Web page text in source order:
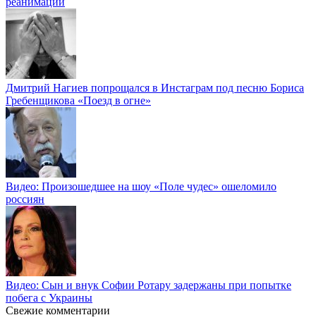
Дмитрий Нагиев попрощался в Инстаграм под песню Бориса
Гребенщикова «Поезд в огне»
Видео: Произошедшее на шоу «Поле чудес» ошеломило
россиян
Видео: Сын и внук Софии Ротару задержаны при попытке
побега с Украины
Свежие комментарии